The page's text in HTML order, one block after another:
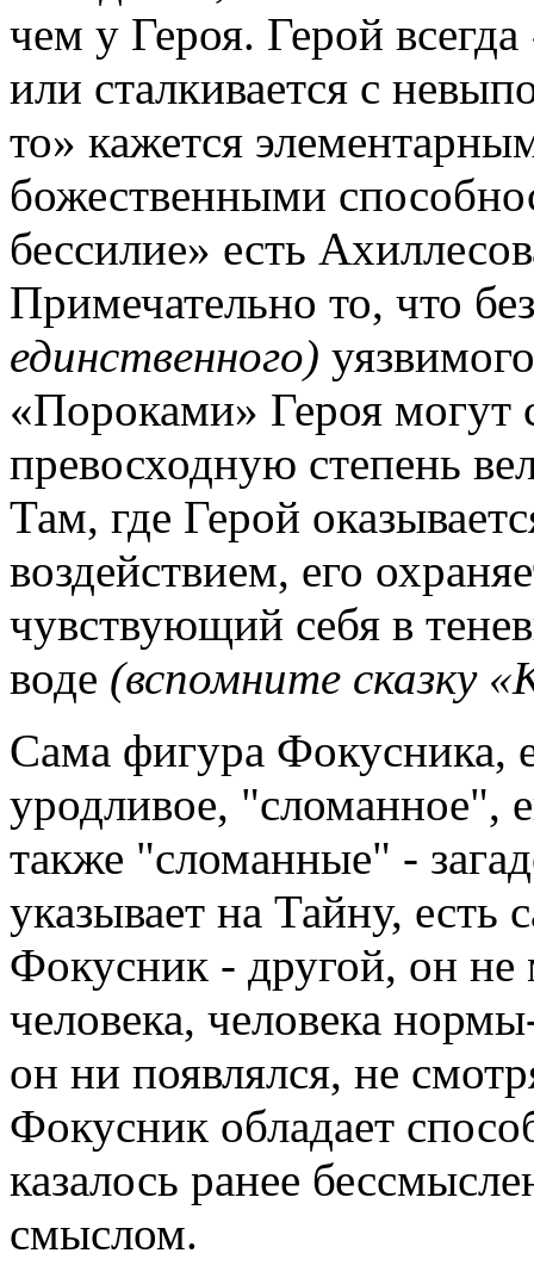
чем у Героя. Герой
или сталкивается с
то» кажется
божественными
бессилие» есть
Примечательно то, что
единственного)
«Пороками» Героя могут
превосходную степень
Там, где Герой
воздействием, его
чувствующий себя в
воде (вспомните сказку
Сама фигура Фокусника,
уродливое, "сломанное",
также "сломанные" -
указывает на Тайну, есть
Фокусник - другой, он
человека, человека
он ни появлялся, не
Фокусник обладает
казалось ранее
смыслом.